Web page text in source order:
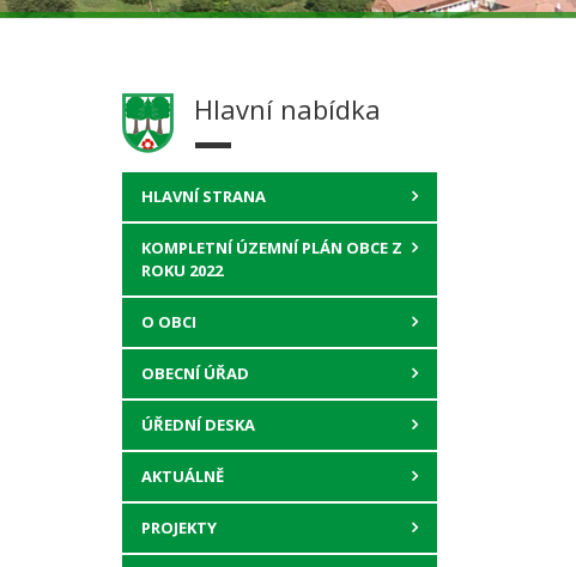
Hlavní nabídka
HLAVNÍ STRANA
KOMPLETNÍ ÚZEMNÍ PLÁN OBCE Z
ROKU 2022
O OBCI
OBECNÍ ÚŘAD
ÚŘEDNÍ DESKA
AKTUÁLNĚ
PROJEKTY